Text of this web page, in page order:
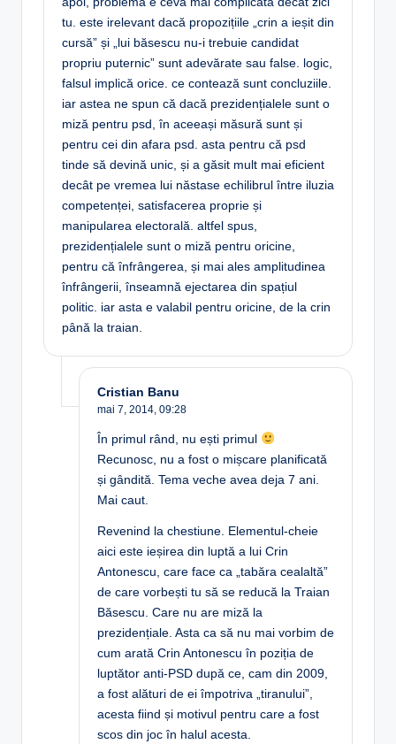
tu. este irelevant dacă propozițiile „crin a ieșit din
cursă” și „lui băsescu nu-i trebuie candidat
propriu puternic” sunt adevărate sau false. logic,
falsul implică orice. ce contează sunt concluziile.
iar astea ne spun că dacă prezidențialele sunt o
miză pentru psd, în aceeași măsură sunt și
pentru cei din afara psd. asta pentru că psd
tinde să devină unic, și a găsit mult mai eficient
decât pe vremea lui năstase echilibrul între iluzia
competenței, satisfacerea proprie și
manipularea electorală. altfel spus,
prezidențialele sunt o miză pentru oricine,
pentru că înfrângerea, și mai ales amplitudinea
înfrângerii, înseamnă ejectarea din spațiul
politic. iar asta e valabil pentru oricine, de la crin
până la traian.
Cristian Banu
mai 7, 2014, 09:28
În primul rând, nu ești primul
Recunosc, nu a fost o mișcare planificată
și gândită. Tema veche avea deja 7 ani.
Mai caut.
Revenind la chestiune. Elementul-cheie
aici este ieșirea din luptă a lui Crin
Antonescu, care face ca „tabăra cealaltă”
de care vorbești tu să se reducă la Traian
Băsescu. Care nu are miză la
prezidențiale. Asta ca să nu mai vorbim de
cum arată Crin Antonescu în poziția de
luptător anti-PSD după ce, cam din 2009,
a fost alături de ei împotriva „tiranului”,
acesta fiind și motivul pentru care a fost
scos din joc în halul acesta.